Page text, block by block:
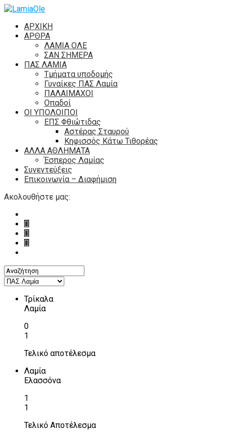
ΑΡΧΙΚΗ
ΑΡΘΡΑ
ΛΑΜΙΑ ΟΛΕ
ΣΑΝ ΣΗΜΕΡΑ
ΠΑΣ ΛΑΜΙΑ
Τμήματα υποδομής
Γυναίκες ΠΑΣ Λαμία
ΠΑΛΑΙΜΑΧΟΙ
Οπαδοί
ΟΙ ΥΠΟΛΟΙΠΟΙ
ΕΠΣ Φθιώτιδας
Αστέρας Σταυρού
Κηφισσός Κάτω Τιθορέας
ΑΛΛΑ ΑΘΛΗΜΑΤΑ
Έσπερος Λαμίας
Συνεντεύξεις
Επικοινωνία – Διαφήμιση
Ακολουθήστε μας:
Τρίκαλα
Λαμία
0
1
Τελικό αποτέλεσμα
Λαμία
Ελασσόνα
1
1
Τελικό Αποτέλεσμα